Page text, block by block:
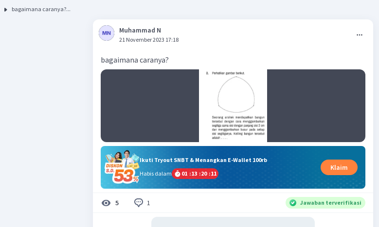
bagaimana caranya?...
Muhammad N
21 November 2023 17:18
bagaimana caranya?
Ikuti Tryout SNBT & Menangkan E-Wallet 100rb
Habis dalam
01 :13 :20 :11
Klaim
5 1 Jawaban terverifikasi